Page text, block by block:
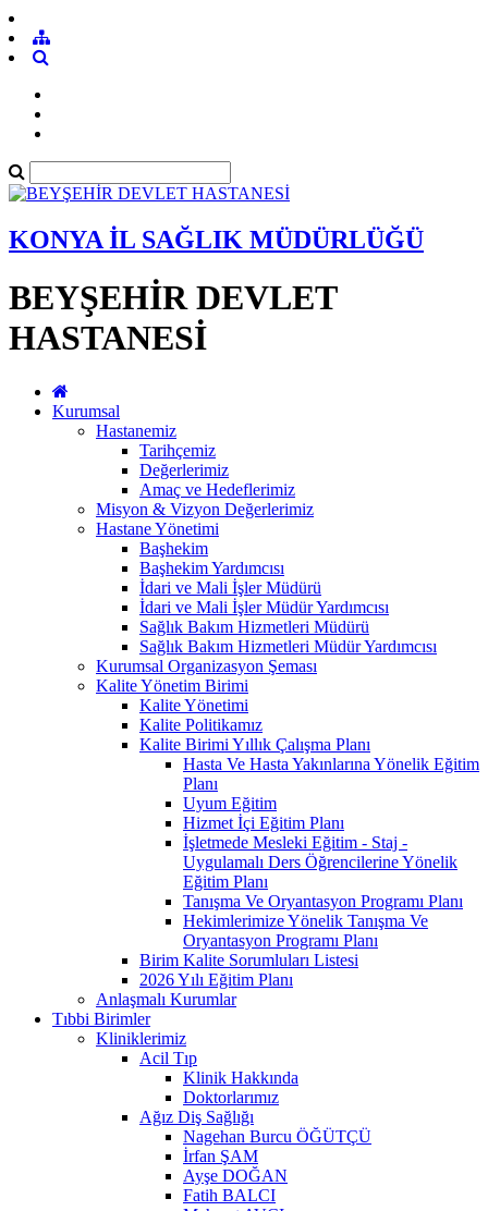
KONYA İL SAĞLIK MÜDÜRLÜĞÜ
BEYŞEHİR DEVLET
HASTANESİ
Kurumsal
Hastanemiz
Tarihçemiz
Değerlerimiz
Amaç ve Hedeflerimiz
Misyon & Vizyon Değerlerimiz
Hastane Yönetimi
Başhekim
Başhekim Yardımcısı
İdari ve Mali İşler Müdürü
İdari ve Mali İşler Müdür Yardımcısı
Sağlık Bakım Hizmetleri Müdürü
Sağlık Bakım Hizmetleri Müdür Yardımcısı
Kurumsal Organizasyon Şeması
Kalite Yönetim Birimi
Kalite Yönetimi
Kalite Politikamız
Kalite Birimi Yıllık Çalışma Planı
Hasta Ve Hasta Yakınlarına Yönelik Eğitim
Planı
Uyum Eğitim
Hizmet İçi Eğitim Planı
İşletmede Mesleki Eğitim - Staj -
Uygulamalı Ders Öğrencilerine Yönelik
Eğitim Planı
Tanışma Ve Oryantasyon Programı Planı
Hekimlerimize Yönelik Tanışma Ve
Oryantasyon Programı Planı
Birim Kalite Sorumluları Listesi
2026 Yılı Eğitim Planı
Anlaşmalı Kurumlar
Tıbbi Birimler
Kliniklerimiz
Acil Tıp
Klinik Hakkında
Doktorlarımız
Ağız Diş Sağlığı
Nagehan Burcu ÖĞÜTÇÜ
İrfan ŞAM
Ayşe DOĞAN
Fatih BALCI